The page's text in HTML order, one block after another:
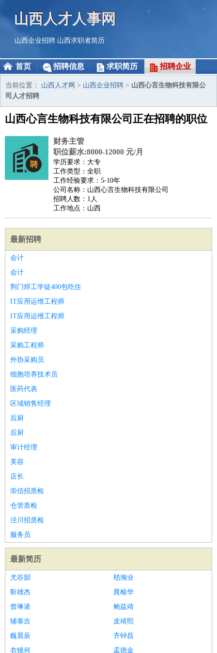
山西人才人事网
山西企业招聘 山西求职者简历
首页 招聘信息 求职简历 招聘企业
当前位置： 山西人才网 > 山西企业招聘 > 山西心言生物科技有限公
司人才招聘
山西心言生物科技有限公司正在招聘的职位
财务主管
职位薪水:8000-12000 元/月
学历要求：大专
工作类型：全职
工作经验要求：5-10年
公司名称：山西心言生物科技有限公司
招聘人数：1人
工作地点：山西
最新招聘
会计
会计
荆门焊工学徒400包吃住
IT应用运维工程师
IT应用运维工程师
采购经理
采购工程师
外协采购员
细胞培养技术员
医药代表
区域销售经理
后厨
后厨
审计经理
美容
店长
崇信招质检
仓管质检
泾川招质检
服务员
最新简历
尤谷韶
嵇瀚业
靳雄杰
晁榆华
曾琳凌
鲍益靖
辅泰吉
皮靖熙
巍晨辰
齐钟昌
衣镜何
孟德金